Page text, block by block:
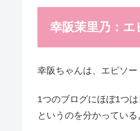
幸阪茉里乃：
幸阪ちゃんは、エピソー
1つのブログにほぼ1つ
というのを分かっている